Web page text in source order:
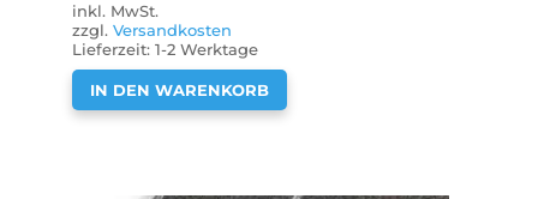
inkl. MwSt.
zzgl. Versandkosten
Lieferzeit: 1-2 Werktage
IN DEN WARENKORB